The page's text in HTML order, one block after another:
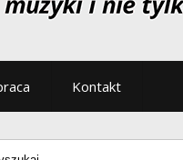
Kontakt